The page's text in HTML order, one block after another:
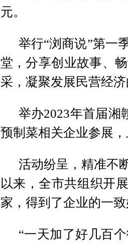
元。
举行“浏商说”第一
堂，分享创业故事、
采，凝聚发展民营经
举办2023年首届湘
预制菜相关企业参展
活动纷呈，精准不
以来，全市共组织开
家，得到了企业的一
“一天加了好几百